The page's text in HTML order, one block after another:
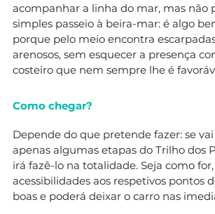
acompanhar a linha do mar, mas não
simples passeio à beira-mar: é algo
porque pelo meio encontra
arenosos, sem esquecer a presença
costeiro que nem sempre lhe é
Como chegar?
Depende do que pretende fazer: se
apenas algumas etapas do Trilho dos
irá fazê-lo na totalidade. Seja como for,
acessibilidades aos respetivos pontos
boas e poderá deixar o carro nas